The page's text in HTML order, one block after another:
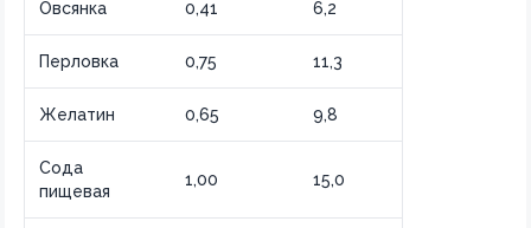
Овсянка 0,41 6,2
Перловка 0,75 11,3
Желатин 0,65 9,8
Сода
пищевая
1,00 15,0